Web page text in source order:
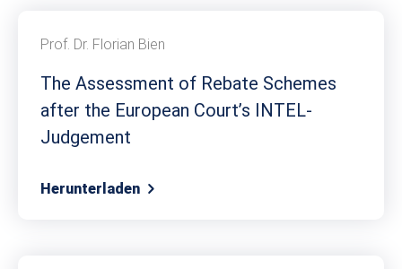
Prof. Dr. Florian Bien
The Assessment of Rebate Schemes
after the European Court’s INTEL-
Judgement
Herunterladen